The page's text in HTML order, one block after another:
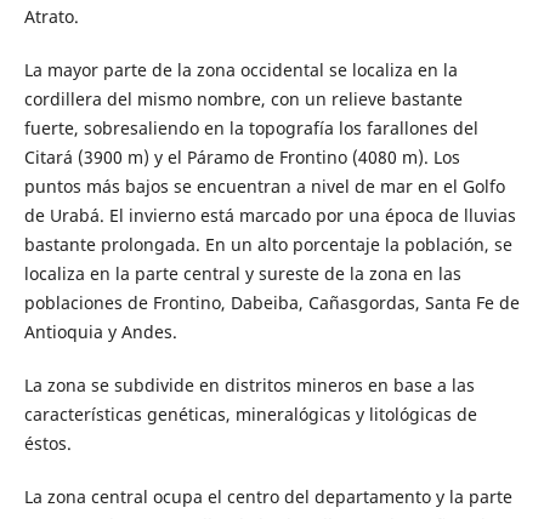
Atrato.
La mayor parte de la zona occidental se localiza en la
cordillera del mismo nombre, con un relieve bastante
fuerte, sobresaliendo en la topografía los farallones del
Citará (3900 m) y el Páramo de Frontino (4080 m). Los
puntos más bajos se encuentran a nivel de mar en el Golfo
de Urabá. El invierno está marcado por una época de lluvias
bastante prolongada. En un alto porcentaje la población, se
localiza en la parte central y sureste de la zona en las
poblaciones de Frontino, Dabeiba, Cañasgordas, Santa Fe de
Antioquia y Andes.
La zona se subdivide en distritos mineros en base a las
características genéticas, mineralógicas y litológicas de
éstos.
La zona central ocupa el centro del departamento y la parte